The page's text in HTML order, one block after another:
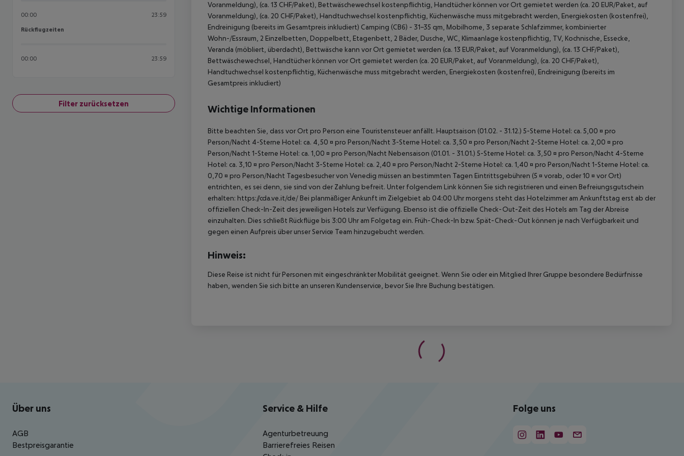
00:00 23:59
Rückflugzeiten
Rückflugzeiten
00:00 23:59
Filter zurücksetzen
Voranmeldung), (ca. 13 CHF/Paket), Bettwäschewechsel kostenpflichtig, Handtücher können vor Ort gemietet werden (ca. 20 EUR/Paket, auf
Voranmeldung), (ca. 20 CHF/Paket), Handtuchwechsel kostenpflichtig, Küchenwäsche muss mitgebracht werden, Energiekosten (kostenfrei),
Endreinigung (bereits im Gesamtpreis inkludiert) Camping (CB6) - 31-35 qm, Mobilhome, 3 separate Schlafzimmer, kombinierter
Wohn-/Essraum, 2 Einzelbetten, Doppelbett, Etagenbett, 2 Bäder, Dusche, WC, Klimaanlage kostenpflichtig, TV, Kochnische, Essecke,
Veranda (möbliert, überdacht), Bettwäsche kann vor Ort gemietet werden (ca. 13 EUR/Paket, auf Voranmeldung), (ca. 13 CHF/Paket),
Bettwäschewechsel, Handtücher können vor Ort gemietet werden (ca. 20 EUR/Paket, auf Voranmeldung), (ca. 20 CHF/Paket),
Handtuchwechsel kostenpflichtig, Küchenwäsche muss mitgebracht werden, Energiekosten (kostenfrei), Endreinigung (bereits im
Gesamtpreis inkludiert)
Wichtige Informationen
Bitte beachten Sie, dass vor Ort pro Person eine Touristensteuer anfällt. Hauptsaison (01.02. - 31.12.) 5-Sterne Hotel: ca. 5,00 ¤ pro
Person/Nacht 4-Sterne Hotel: ca. 4,50 ¤ pro Person/Nacht 3-Sterne Hotel: ca. 3,50 ¤ pro Person/Nacht 2-Sterne Hotel: ca. 2,00 ¤ pro
Person/Nacht 1-Sterne Hotel: ca. 1,00 ¤ pro Person/Nacht Nebensaison (01.01. - 31.01.) 5-Sterne Hotel: ca. 3,50 ¤ pro Person/Nacht 4-Sterne
Hotel: ca. 3,10 ¤ pro Person/Nacht 3-Sterne Hotel: ca. 2,40 ¤ pro Person/Nacht 2-Sterne Hotel: ca. 1,40 ¤ pro Person/Nacht 1-Sterne Hotel: ca.
0,70 ¤ pro Person/Nacht Tagesbesucher von Venedig müssen an bestimmten Tagen Eintrittsgebühren (5 ¤ vorab, oder 10 ¤ vor Ort)
entrichten, es sei denn, sie sind von der Zahlung befreit. Unter folgendem Link können Sie sich registrieren und einen Befreiungsgutschein
erhalten: https://cda.ve.it/de/ Bei planmäßiger Ankunft im Zielgebiet ab 04:00 Uhr morgens steht das Hotelzimmer am Ankunftstag erst ab der
offiziellen Check-In-Zeit des jeweiligen Hotels zur Verfügung. Ebenso ist die offizielle Check-Out-Zeit des Hotels am Tag der Abreise
einzuhalten. Dies schließt Rückflüge bis 3:00 Uhr am Folgetag ein. Früh-Check-In bzw. Spät-Check-Out können je nach Verfügbarkeit und
gegen einen Aufpreis über unser Service Team hinzugebucht werden.
Hinweis:
Diese Reise ist nicht für Personen mit eingeschränkter Mobilität geeignet. Wenn Sie oder ein Mitglied Ihrer Gruppe besondere Bedürfnisse
haben, wenden Sie sich bitte an unseren Kundenservice, bevor Sie Ihre Buchung bestätigen.
Footer navigation
Über uns
AGB
Bestpreisgarantie
Service & Hilfe
Agenturbetreuung
Barrierefreies Reisen
Folge uns